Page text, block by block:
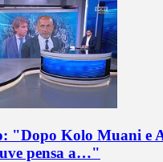
"Dopo Kolo Muani e
pensa a…"